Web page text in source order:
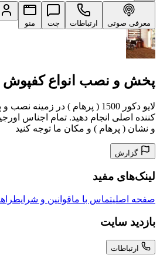
معرفی صوتی ارتباطات چت منو
پخش و نصب انواع کفپوش
و نشان ( پرهام ) و مکان ما توجه کنید
گزارش
لینک‌های مفید
صفحه اصلیتماس با ماقوانین و شرایط
بازدید سایت
ارتباطات